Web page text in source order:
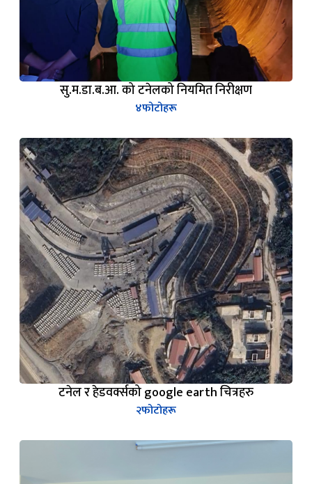
सु.म.डा.ब.आ. को टनेलको नियमित निरीक्षण
४फोटोहरू
टनेल र हेडवर्क्सको google earth चित्रहरु
२फोटोहरू